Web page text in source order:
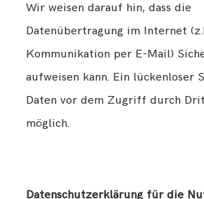
Wir weisen darauf hin, dass die
Datenübertragung im Internet
Kommunikation per E-Mail)
aufweisen kann. Ein lückenloser
Daten vor dem Zugriff durch
möglich.
Datenschutzerklärung für die